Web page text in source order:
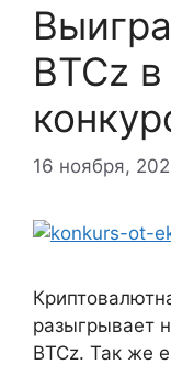
BTCz
16 ноября,
разыгрывает
BTCz. Так же